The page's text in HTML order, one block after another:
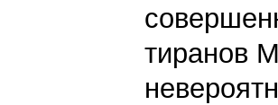
тиранов